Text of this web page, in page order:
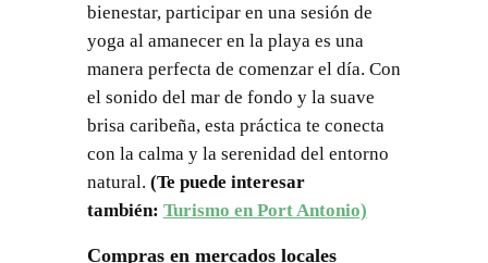
bienestar, participar en una sesión de
yoga al amanecer en la playa es una
manera perfecta de comenzar el día. Con
el sonido del mar de fondo y la suave
brisa caribeña, esta práctica te conecta
con la calma y la serenidad del entorno
natural. (Te puede interesar
también: Turismo en Port Antonio)
Compras en mercados locales